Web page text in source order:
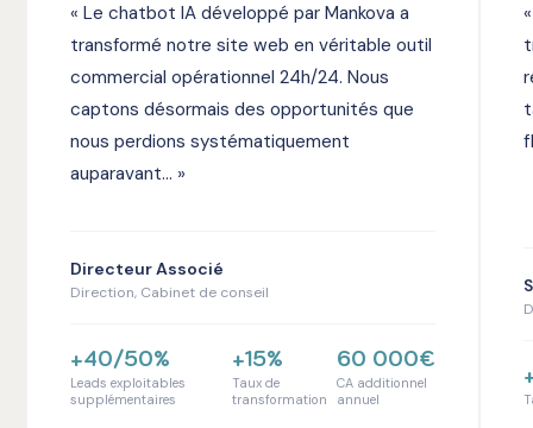
« Le chatbot IA développé par Mankova a
transformé notre site web en véritable outil
commercial opérationnel 24h/24. Nous
captons désormais des opportunités que
nous perdions systématiquement
auparavant... »
Directeur Associé
Direction, Cabinet de conseil
+40/50%
Leads exploitables
supplémentaires
+15%
Taux de
transformation
60 000€
CA additionnel
annuel